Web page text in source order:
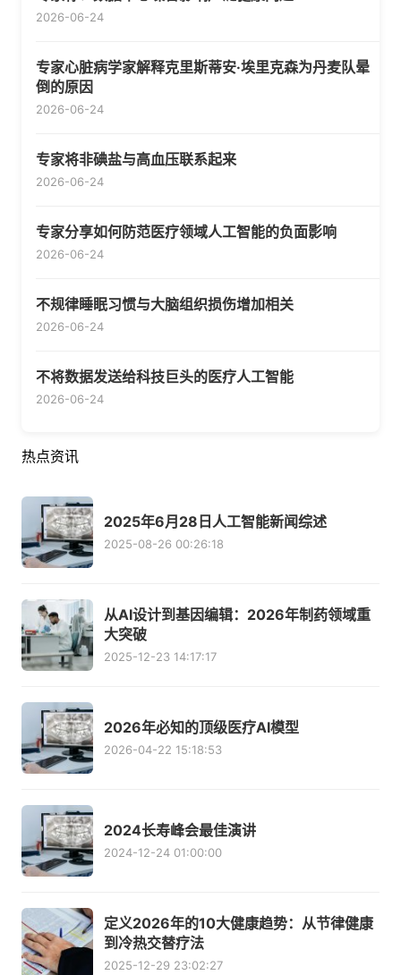
2026-06-24
专家心脏病学家解释克里斯蒂安·埃里克森为丹麦队晕
倒的原因
2026-06-24
专家将非碘盐与高血压联系起来
2026-06-24
专家分享如何防范医疗领域人工智能的负面影响
2026-06-24
不规律睡眠习惯与大脑组织损伤增加相关
2026-06-24
不将数据发送给科技巨头的医疗人工智能
2026-06-24
热点资讯
2025年6月28日人工智能新闻综述
2025-08-26 00:26:18
从AI设计到基因编辑：2026年制药领域重
大突破
2025-12-23 14:17:17
2026年必知的顶级医疗AI模型
2026-04-22 15:18:53
2024长寿峰会最佳演讲
2024-12-24 01:00:00
定义2026年的10大健康趋势：从节律健康
到冷热交替疗法
2025-12-29 23:02:27